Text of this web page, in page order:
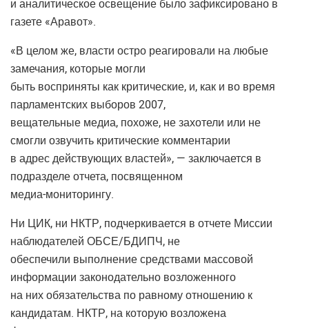
и аналитическое освещение было зафиксировано в
газете «Аравот».
«В целом же, власти остро реагировали на любые
замечания, которые могли
быть восприняты как критические, и, как и во время
парламентских выборов 2007,
вещательные медиа, похоже, не захотели или не
смогли озвучить критические комментарии
в адрес действующих властей», — заключается в
подразделе отчета, посвященном
медиа-мониторингу.
Ни ЦИК, ни НКТР, подчеркивается в отчете Миссии
наблюдателей ОБСЕ/БДИПЧ, не
обеспечили выполнение средствами массовой
информации законодательно возложенного
на них обязательства по равному отношению к
кандидатам. НКТР, на которую возложена